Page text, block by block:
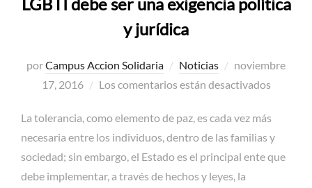
LGBTI debe ser una exigencia política
y jurídica
porCampus Accion Solidaria Noticias
Publicado
el
noviembre
17, 2016
Los comentarios están desactivados
La tolerancia, como elemento de paz, es cada vez más
necesaria entre los individuos, dentro de las familias y
sociedad; sin embargo, el Estado es el principal ente que
debe implementar, a través de hechos y leyes, la